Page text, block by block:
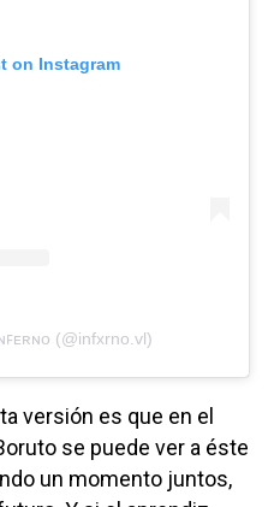
on Instagram
(@infxrno.vl)
versión es que en el
se puede ver a éste
un momento juntos,